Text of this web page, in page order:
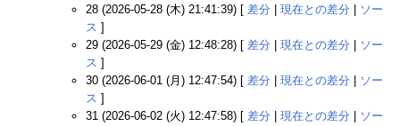
28 (2026-05-28 (木) 21:41:39) [ 差分 現在との差分
ソー
ス ]
29 (2026-05-29 (金) 12:48:28) [ 差分 現在との差分
ソー
ス ]
30 (2026-06-01 (月) 12:47:54) [ 差分 現在との差分
ソー
ス ]
31 (2026-06-02 (火) 12:47:58) [ 差分 現在との差分
ソー